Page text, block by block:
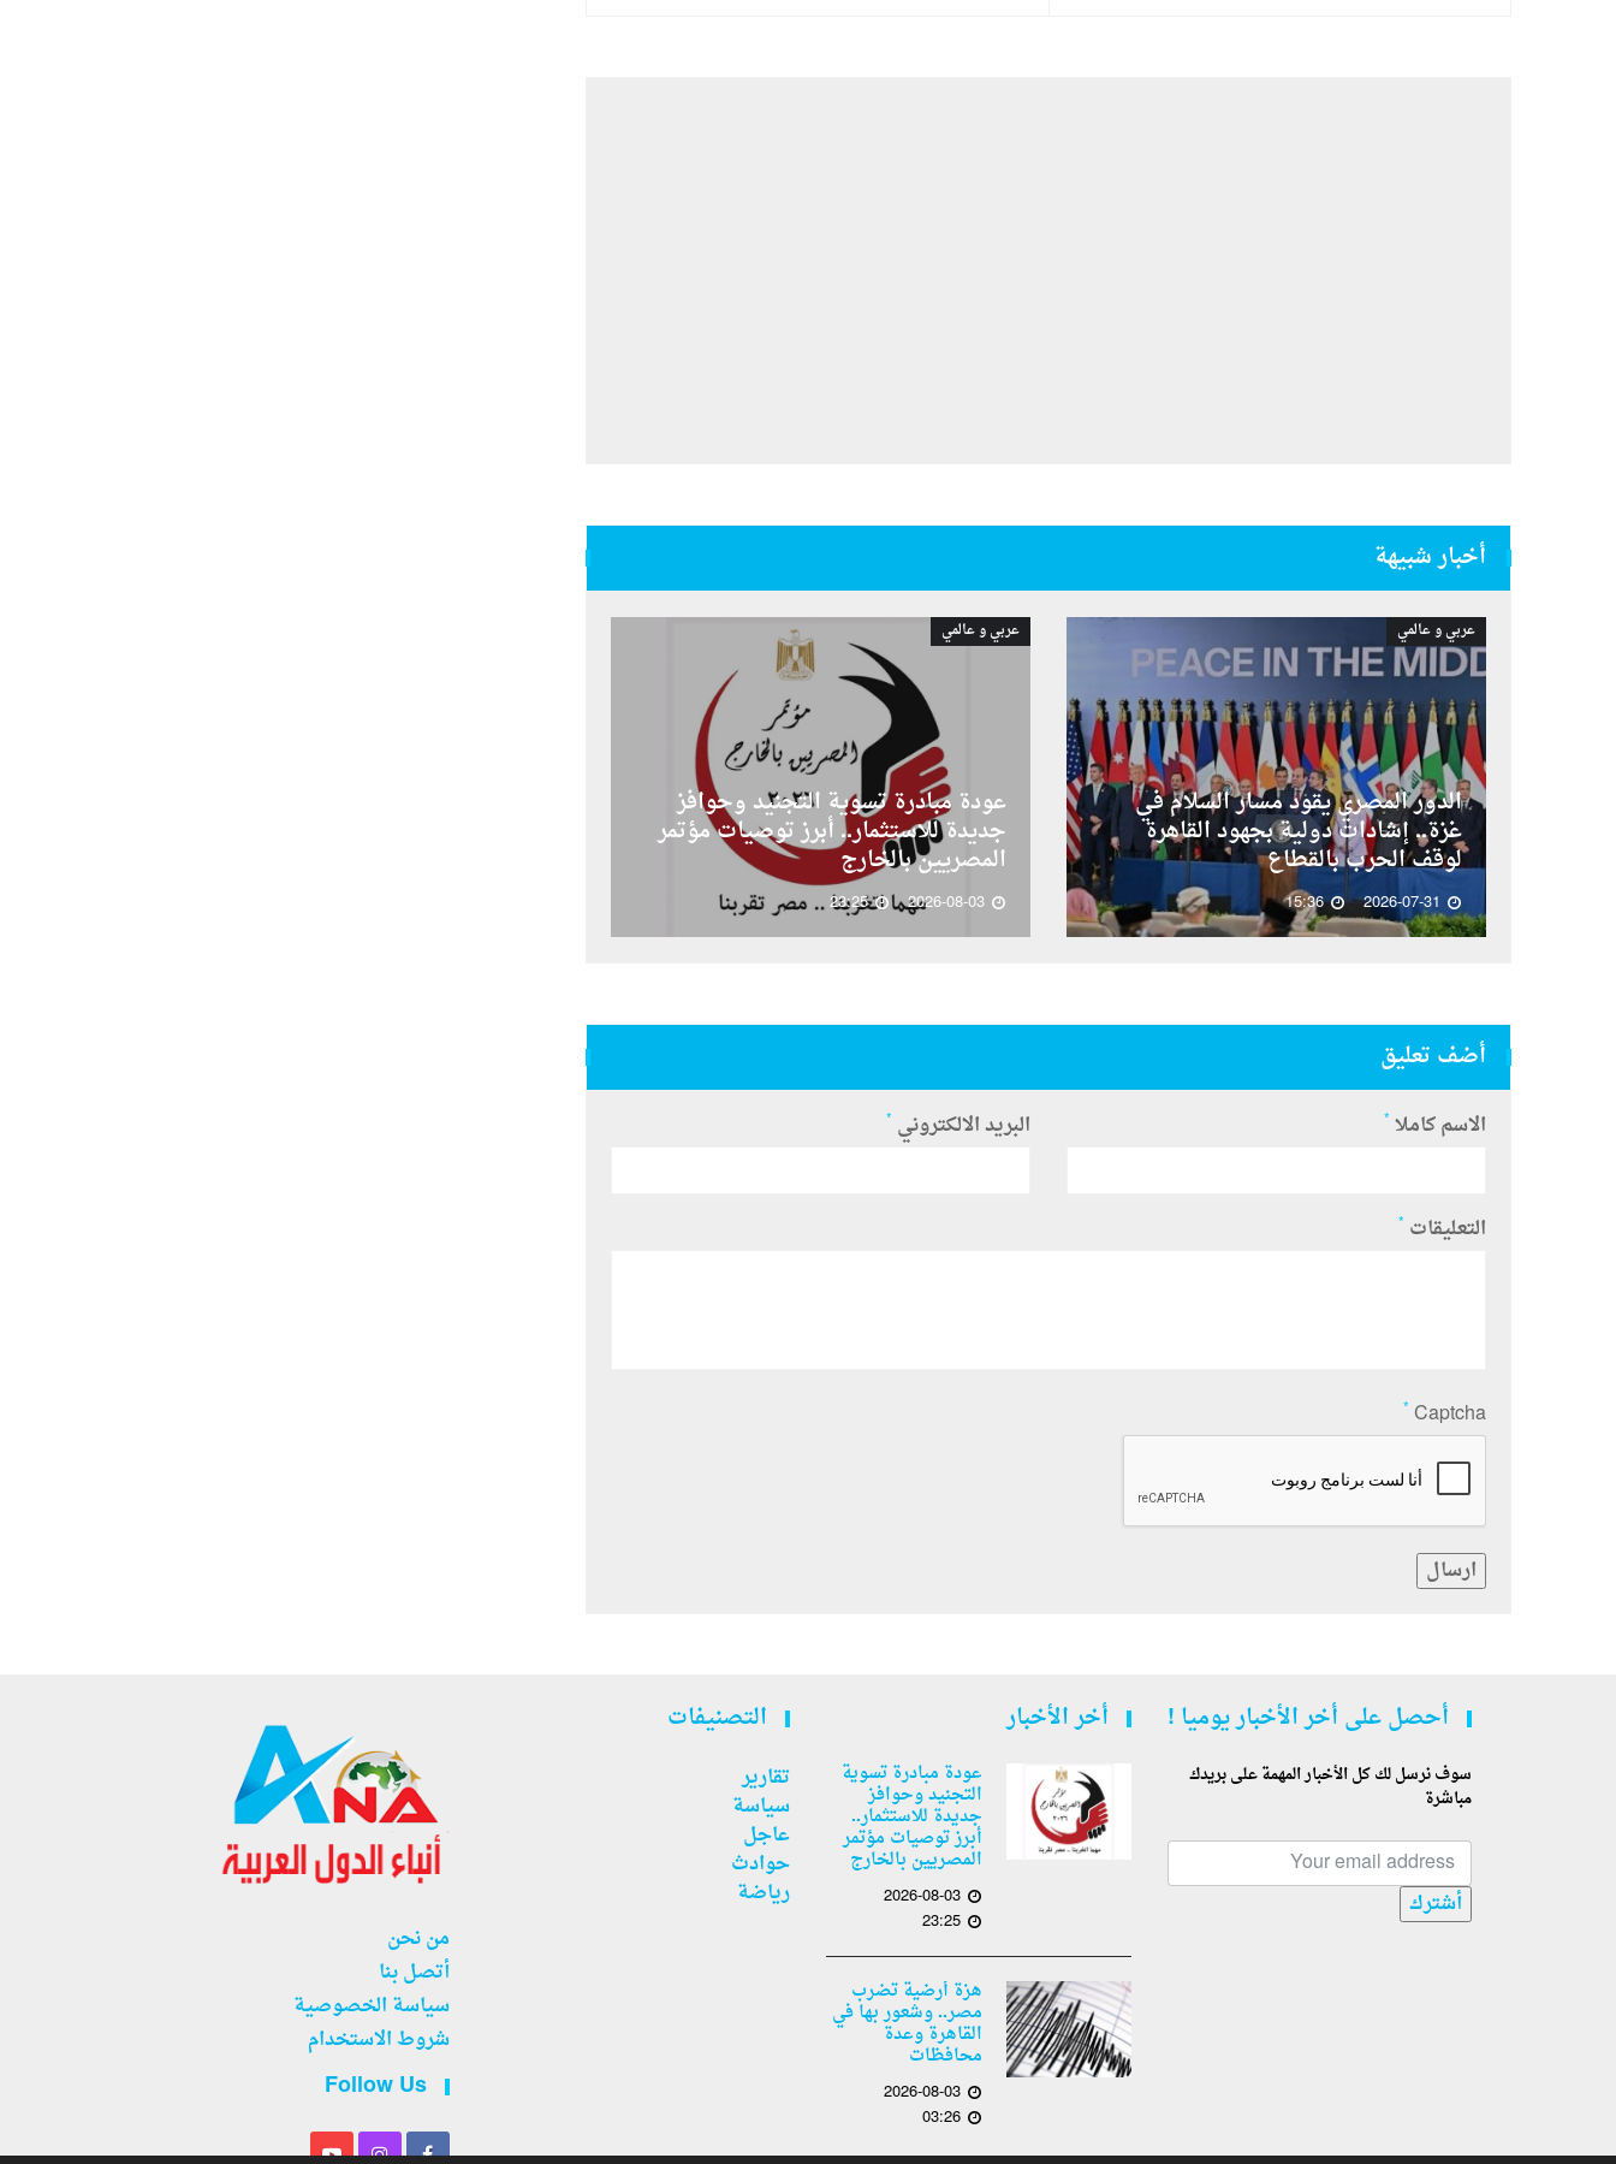
أخبار شبيهة
عربي و عالمي
الدور المصري يقود مسار السلام في
غزة.. إشادات دولية بجهود القاهرة
لوقف الحرب بالقطاع
2026-07-31
15:36
عربي و عالمي
عودة مبادرة تسوية التجنيد وحوافز
جديدة للاستثمار.. أبرز توصيات مؤتمر
المصريين بالخارج
2026-08-03
23:25
أضف تعليق
الاسم كاملا * البريد الالكتروني *
التعليقات *
Captcha
*
ارسال
أحصل على أخر الأخبار يوميا !
سوف نرسل لك كل الأخبار المهمة على بريدك
مباشرة
أشترك
أخر الأخبار
عودة مبادرة تسوية
التجنيد وحوافز
جديدة للاستثمار..
أبرز توصيات مؤتمر
المصريين بالخارج
2026-08-03
23:25
هزة أرضية تضرب
مصر.. وشعور بها في
القاهرة وعدة
محافظات
2026-08-03
03:26
التصنيفات
تقارير
سياسة
عاجل
حوادث
رياضة
من نحن
أتصل بنا
سياسة الخصوصية
شروط الاستخدام
Follow Us